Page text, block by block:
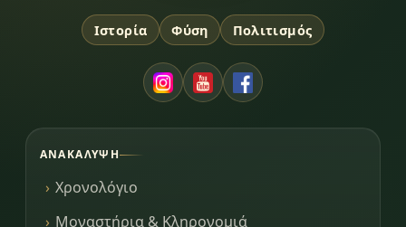
Ιστορία Φύση Πολιτισμός
ΑΝΑΚΆΛΥΨΗ
Χρονολόγιο
Μοναστήρια & Κληρονομιά